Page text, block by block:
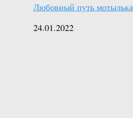
Любовный путь мотылька
24.01.2022